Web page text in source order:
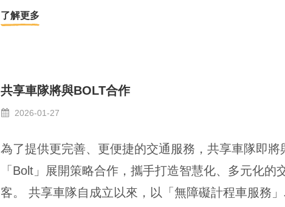
了解更多
共享車隊將與BOLT合作
2026-01-27
為了提供更完善、更便捷的交通服務，共享車隊即
「Bolt」展開策略合作，攜手打造智慧化、多元化的
客。 共享車隊自成立以來，以「無障礙計程車服務